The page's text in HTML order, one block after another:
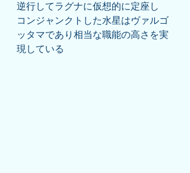
逆行してラグナに仮想的に定座し
コンジャンクトした水星はヴァルゴ
ッタマであり相当な職能の高さを実
現している